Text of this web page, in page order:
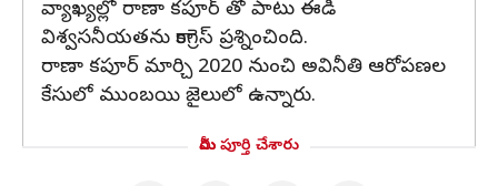
వ్యాఖ్యల్లో రాణా కపూర్ తో పాటు ఈడీ
విశ్వసనీయతను కాంగ్రెస్ ప్రశ్నించింది.
రాణా కపూర్ మార్చి 2020 నుంచి అవినీతి ఆరోపణల
కేసులో ముంబయి జైలులో ఉన్నారు.
మీరు పూర్తి చేశారు